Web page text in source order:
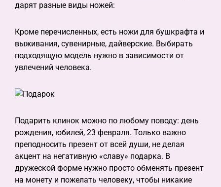
дарят разные виды ножей:
Кроме перечисленных, есть ножи для бушкрафта и
выживания, сувенирные, дайверские. Выбирать
подходящую модель нужно в зависимости от
увлечений человека.
Подарить клинок можно по любому поводу: день
рождения, юбилей, 23 февраля. Только важно
преподносить презент от всей души, не делая
акцент на негативную «славу» подарка. В
дружеской форме нужно просто обменять презент
на монету и пожелать человеку, чтобы никакие